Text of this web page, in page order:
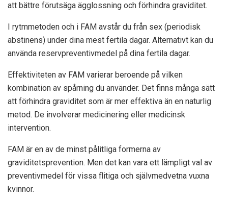
att bättre förutsäga ägglossning och förhindra graviditet.
I rytmmetoden och i FAM avstår du från sex (periodisk
abstinens) under dina mest fertila dagar. Alternativt kan du
använda reservpreventivmedel på dina fertila dagar.
Effektiviteten av FAM varierar beroende på vilken
kombination av spårning du använder. Det finns många sätt
att förhindra graviditet som är mer effektiva än en naturlig
metod. De involverar medicinering eller medicinsk
intervention.
FAM är en av de minst pålitliga formerna av
graviditetsprevention. Men det kan vara ett lämpligt val av
preventivmedel för vissa flitiga och självmedvetna vuxna
kvinnor.